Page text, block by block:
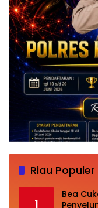
Riau Populer
1
Bea